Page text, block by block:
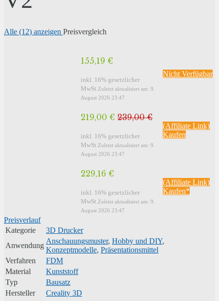
Alle (12) anzeigen Preisvergleich
155,19 €
inkl. 16% gesetzlicher
MwSt.Zuletzt aktualisiert am: 9.
August 2026 23:47
Nicht Verfügbar
219,00 € 239,00 €
inkl. 16% gesetzlicher
MwSt.Zuletzt aktualisiert am: 9.
August 2026 23:47
(Affiliate Link)
Kaufen
229,16 €
inkl. 16% gesetzlicher
MwSt.Zuletzt aktualisiert am: 9.
August 2026 23:47
(Affiliate Link)
Kaufen*
Preisverlauf
Kategorie
3D Drucker
Anwendung
Anschauungsmuster, Hobby und DIY,
Konzeptmodelle, Präsentationsmittel
Verfahren
FDM
Material
Kunststoff
Typ
Bausatz
Hersteller
Creality 3D